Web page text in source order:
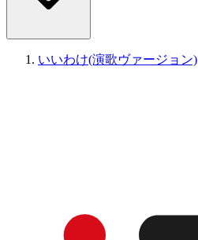
いいわけ(演歌ヴァージョン)